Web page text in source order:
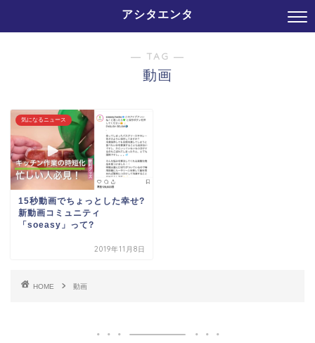
アシタエンタ
― TAG ―
動画
気になるニュース
15秒動画でちょっとした幸せ?
新動画コミュニティ
「soeasy」って?
2019年11月8日
HOME 動画